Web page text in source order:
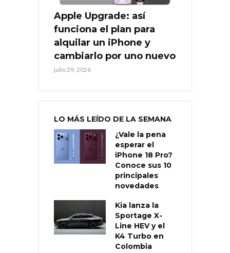
Apple Upgrade: así
funciona el plan para
alquilar un iPhone y
cambiarlo por uno nuevo
julio 29, 2026
LO MÁS LEÍDO DE LA SEMANA
¿Vale la pena
esperar el
iPhone 18 Pro?
Conoce sus 10
principales
novedades
Kia lanza la
Sportage X-
Line HEV y el
K4 Turbo en
Colombia